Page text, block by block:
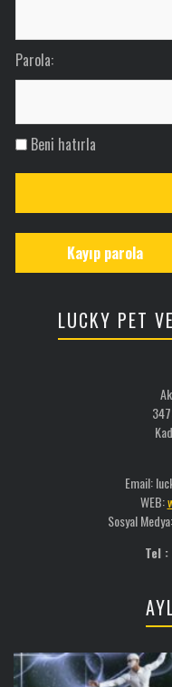
Parola:
Beni hatırla
Kayıp parola
LUCKY PET
Email:
WEB:
Sosyal
Tel